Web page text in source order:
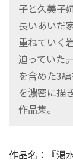
子と久美子
長いあいだ
重ねていく
迫っていた
を含めた3
を濃密に描
作品集。
作品名：『渇